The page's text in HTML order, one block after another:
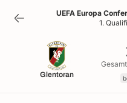
UEFA Europa
1.
Glentoran